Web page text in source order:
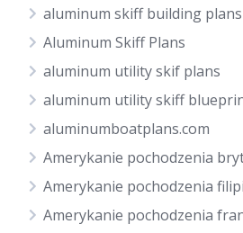
aluminum skiff building plans
Aluminum Skiff Plans
aluminum utility skif plans
aluminum utility skiff
aluminumboatplans.com
Amerykanie pochodzenia
Amerykanie pochodzenia
Amerykanie pochodzenia